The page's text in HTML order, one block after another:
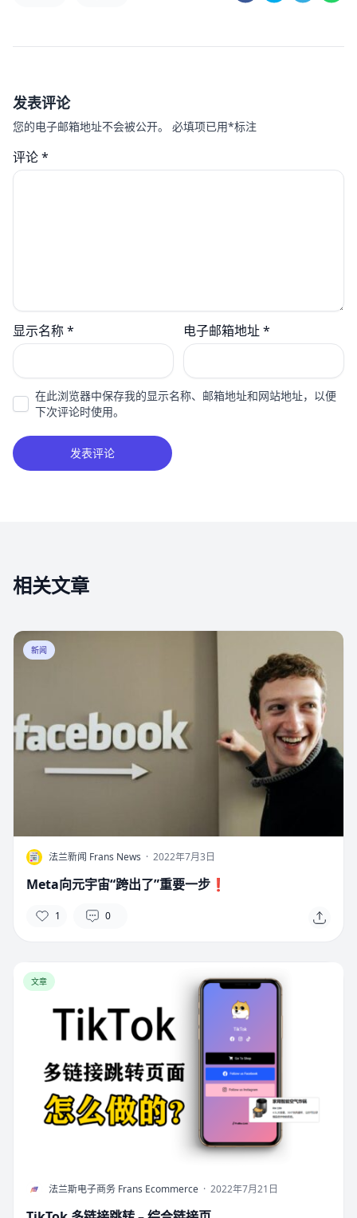
发表评论
您的电子邮箱地址不会被公开。 必填项已用*标注
评论*
显示名称* 电子邮箱地址*
在此浏览器中保存我的显示名称、邮箱地址和网站地址，以便
下次评论时使用。
相关文章
新闻
F 法兰新闻 Frans News · 2022年7月3日
Meta向元宇宙“跨出了”重要一步❗
1 0
文章
F 法兰斯电子商务 Frans Ecommerce · 2022年7月21日